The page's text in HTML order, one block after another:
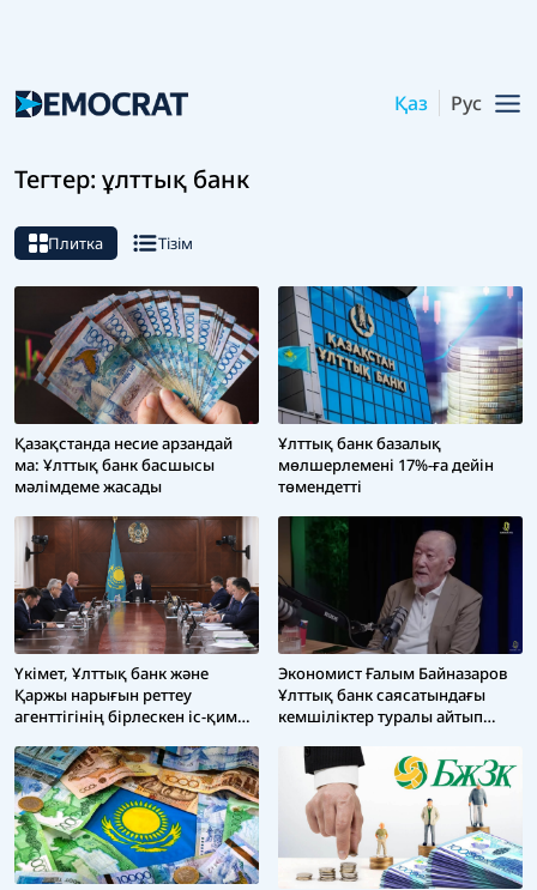
Қаз Рус
Тегтер: ұлттық банк
Плитка Тізім
Қазақстанда несие арзандай
ма: Ұлттық банк басшысы
мәлімдеме жасады
Ұлттық банк базалық
мөлшерлемені 17%-ға дейін
төмендетті
Үкімет, Ұлттық банк және
Қаржы нарығын реттеу
агенттігінің бірлескен іс-қимыл
Экономист Ғалым Байназаров
Ұлттық банк саясатындағы
кемшіліктер туралы айтып